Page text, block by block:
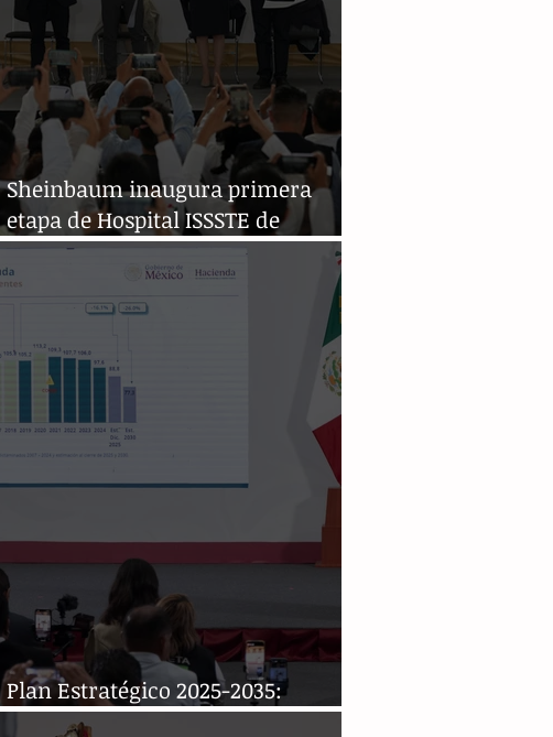
Sheinbaum inaugura primera
etapa de Hospital ISSSTE de
Tlajomulco, Jalisco
Plan Estratégico 2025-2035:
avanza rescate de PEMEX